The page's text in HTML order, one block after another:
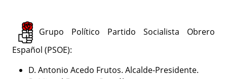
Grupo Político Partido Socialista Obrero
Español (PSOE):
D. Antonio Acedo Frutos. Alcalde-Presidente.